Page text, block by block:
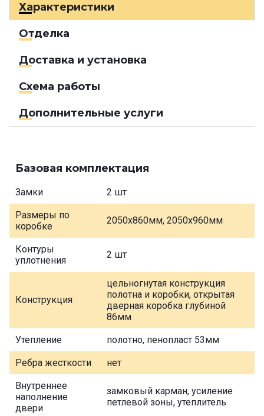
Характеристики
Отделка
Доставка и установка
Схема работы
Дополнительные услуги
Базовая комплектация
Замки 2 шт
Размеры по
коробке
2050х860мм, 2050х960мм
Контуры
уплотнения
2 шт
Конструкция
цельногнутая конструкция
полотна и коробки, открытая
дверная коробка глубиной
86мм
Утепление полотно, пенопласт 53мм
Ребра жесткости нет
Внутреннее
наполнение
двери
замковый карман, усиление
петлевой зоны, утеплитель